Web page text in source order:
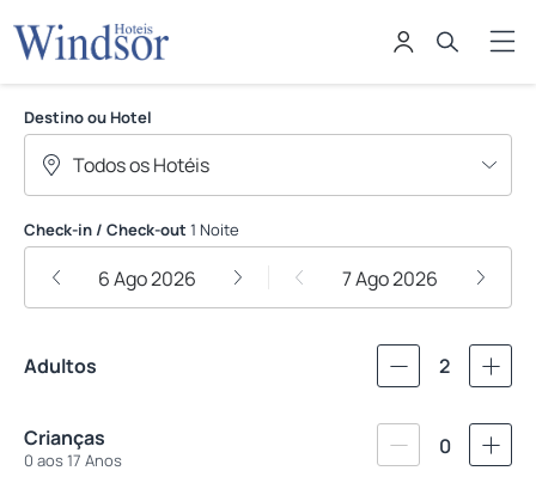
Windsor Hoteis
Destino ou Hotel
Check-in / Check-out 1 Noite
6 Ago 2026 7 Ago 2026
Adultos 2
Crianças
0 aos 17 Anos
0